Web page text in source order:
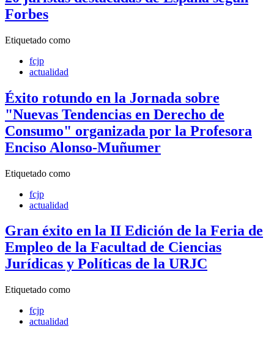
Forbes
Etiquetado como
fcjp
actualidad
Éxito rotundo en la Jornada sobre
"Nuevas Tendencias en Derecho de
Consumo" organizada por la Profesora
Enciso Alonso-Muñumer
Etiquetado como
fcjp
actualidad
Gran éxito en la II Edición de la Feria de
Empleo de la Facultad de Ciencias
Jurídicas y Políticas de la URJC
Etiquetado como
fcjp
actualidad